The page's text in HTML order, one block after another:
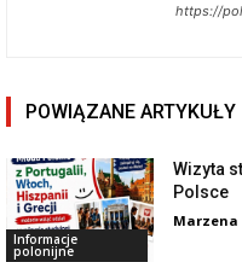
https://
POWIĄZANE ARTYKUŁY
Informacje
polonijne
Wizyta
Polsce